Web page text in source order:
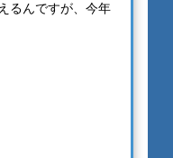
るんですが、今年